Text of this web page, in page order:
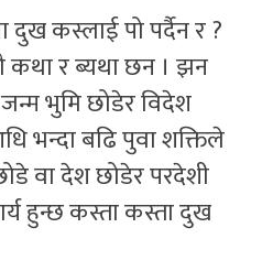
दुख कस्लाई पो पर्दैन र ?
र ब्यथा छन । झन
भुमि छोडेर विदेश
भन्दा बढि पुवा शक्तिले
वा देश छोडेर परदेशी
हुन्छ कस्ता कस्ता दुख